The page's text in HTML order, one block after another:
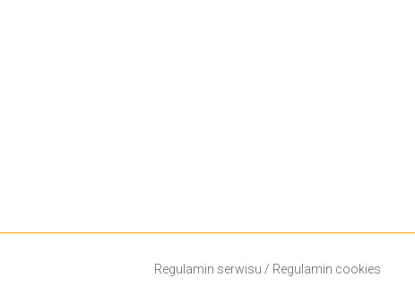
Regulamin serwisu / Regulamin cookies